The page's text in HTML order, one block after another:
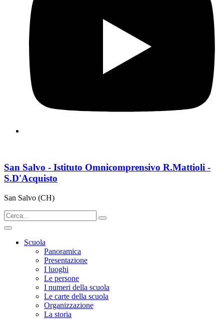
San Salvo - Istituto Omnicomprensivo R.Mattioli -
S.D'Acquisto
San Salvo (CH)
Scuola
Panoramica
Presentazione
I luoghi
Le persone
I numeri della scuola
Le carte della scuola
Organizzazione
La storia